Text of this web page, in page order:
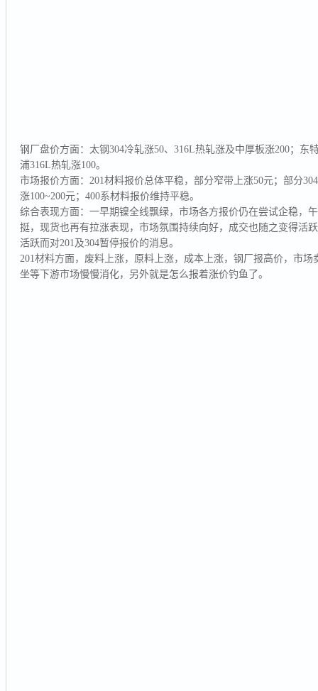
钢厂盘价方面：太钢304冷轧涨50、316L热轧涨及中厚板涨200；东
浦316L热轧涨100。
市场报价方面：201材料报价总体平稳，部分窄带上涨50元；部分
涨100~200元；400系材料报价维持平稳。
综合表现方面：一早期镍全线飘绿，市场各方报价仍在尝试企稳，
挺，现货也再有拉涨表现，市场氛围持续向好，成交也随之变得活
活跃而对201及304暂停报价的消息。
201材料方面，废料上涨，原料上涨，成本上涨，钢厂报高价，市
坐等下游市场慢慢消化，另外就是怎么报着涨价钓鱼了。